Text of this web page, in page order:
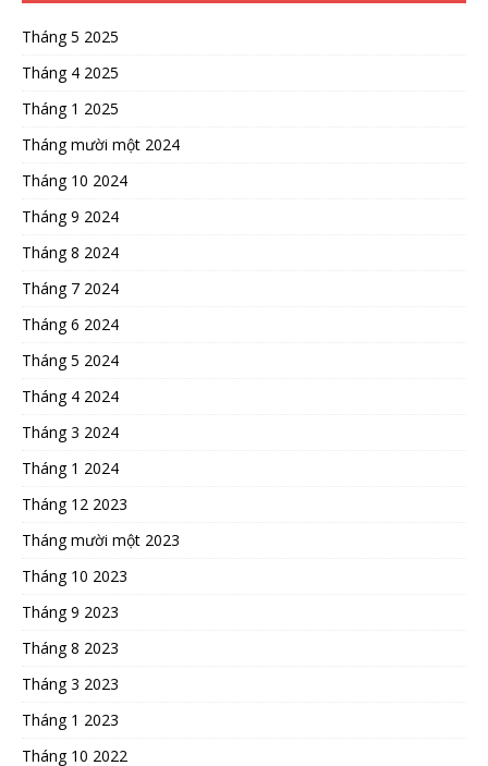
Tháng 5 2025
Tháng 4 2025
Tháng 1 2025
Tháng mười một 2024
Tháng 10 2024
Tháng 9 2024
Tháng 8 2024
Tháng 7 2024
Tháng 6 2024
Tháng 5 2024
Tháng 4 2024
Tháng 3 2024
Tháng 1 2024
Tháng 12 2023
Tháng mười một 2023
Tháng 10 2023
Tháng 9 2023
Tháng 8 2023
Tháng 3 2023
Tháng 1 2023
Tháng 10 2022